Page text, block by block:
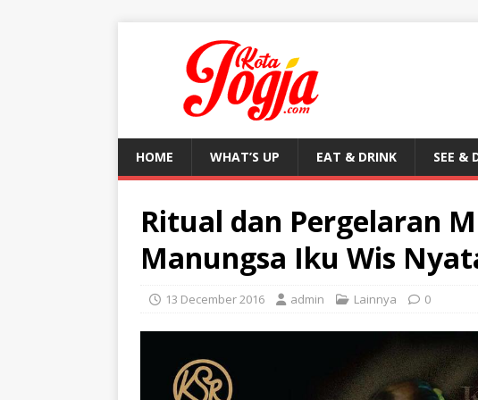
HOME WHAT’S UP EAT & DRINK SEE &
Ritual dan Pergelaran
Manungsa Iku Wis
13 December 2016 admin Lainnya 0